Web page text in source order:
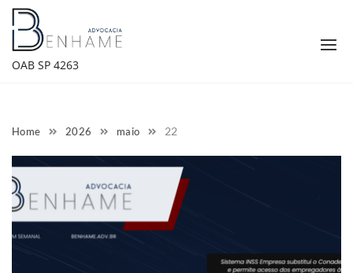
Skip
content
OAB SP 4263
Home 2026 maio 22